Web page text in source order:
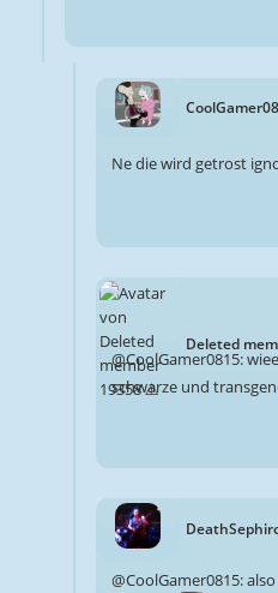
Ne die wird getrost
Deleted
@CoolGamer0815:
schwarze und
@CoolGamer0815: